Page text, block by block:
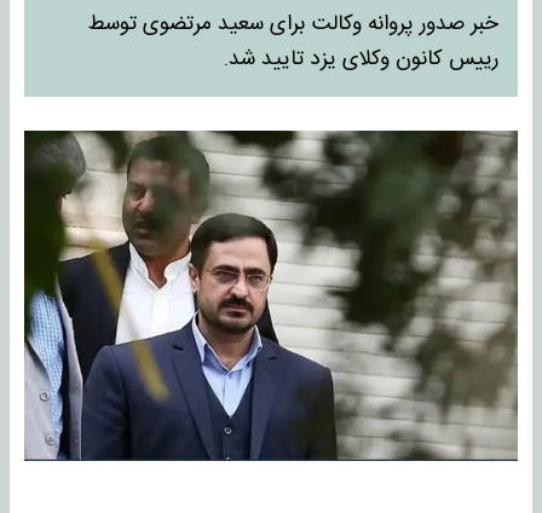
خبر صدور پروانه وکالت برای سعید مرتضوی توسط
رییس کانون وکلای یزد تایید شد.